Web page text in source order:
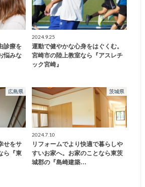
診療を
悩みな
2024.9.25
運動で健やかな心身をはぐくむ。
宮崎市の陸上教室なら『アスレチ
ック宮崎』
広島県
せをサ
ら『東
茨城県
2024.7.10
リフォームでより快適で暮らしや
すいお家へ。お家のことなら東茨
城郡の『島崎建築…